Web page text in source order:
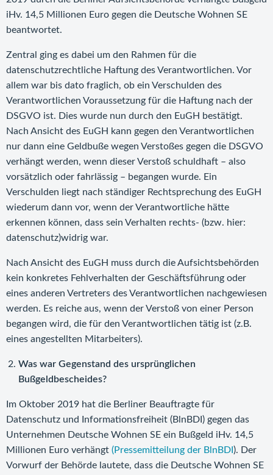
iHv. 14,5 Millionen Euro gegen die Deutsche Wohnen SE
beantwortet.
Zentral ging es dabei um den Rahmen für die
datenschutzrechtliche Haftung des Verantwortlichen. Vor
allem war bis dato fraglich, ob ein Verschulden des
Verantwortlichen Voraussetzung für die Haftung nach der
DSGVO ist. Dies wurde nun durch den EuGH bestätigt.
Nach Ansicht des EuGH kann gegen den Verantwortlichen
nur dann eine Geldbuße wegen Verstoßes gegen die DSGVO
verhängt werden, wenn dieser Verstoß schuldhaft – also
vorsätzlich oder fahrlässig – begangen wurde. Ein
Verschulden liegt nach ständiger Rechtsprechung des EuGH
wiederum dann vor, wenn der Verantwortliche hätte
erkennen können, dass sein Verhalten rechts- (bzw. hier:
datenschutz)widrig war.
Nach Ansicht des EuGH muss durch die Aufsichtsbehörden
kein konkretes Fehlverhalten der Geschäftsführung oder
eines anderen Vertreters des Verantwortlichen nachgewiesen
werden. Es reiche aus, wenn der Verstoß von einer Person
begangen wird, die für den Verantwortlichen tätig ist (z.B.
eines angestellten Mitarbeiters).
Was war Gegenstand des ursprünglichen
Bußgeldbescheides?
Im Oktober 2019 hat die Berliner Beauftragte für
Datenschutz und Informationsfreiheit (BlnBDI) gegen das
Unternehmen Deutsche Wohnen SE ein Bußgeld iHv. 14,5
Millionen Euro verhängt (Pressemitteilung der BlnBDI ). Der
Vorwurf der Behörde lautete, dass die Deutsche Wohnen SE